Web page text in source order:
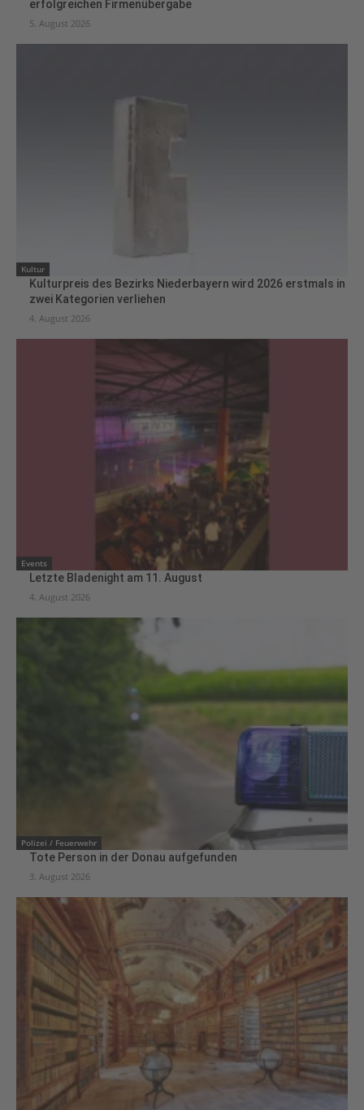
erfolgreichen Firmenübergabe
5. August 2026
Kultur
Kulturpreis des Bezirks Niederbayern wird 2026 erstmals in
zwei Kategorien verliehen
4. August 2026
Events
Letzte Bladenight am 11. August
4. August 2026
Polizei / Feuerwehr
Tote Person in der Donau aufgefunden
3. August 2026